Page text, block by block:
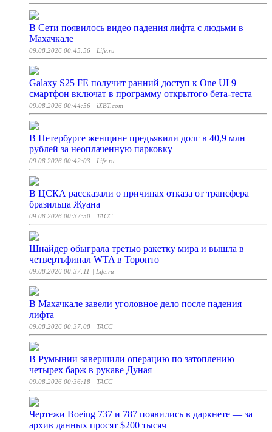
В Сети появилось видео падения лифта с людьми в
Махачкале
09.08.2026 00:45:56 | Life.ru
Galaxy S25 FE получит ранний доступ к One UI 9 —
смартфон включат в программу открытого бета-теста
09.08.2026 00:44:56 | iXBT.com
В Петербурге женщине предъявили долг в 40,9 млн
рублей за неоплаченную парковку
09.08.2026 00:42:03 | Life.ru
В ЦСКА рассказали о причинах отказа от трансфера
бразильца Жуана
09.08.2026 00:37:50 | ТАСС
Шнайдер обыграла третью ракетку мира и вышла в
четвертьфинал WTA в Торонто
09.08.2026 00:37:11 | Life.ru
В Махачкале завели уголовное дело после падения
лифта
09.08.2026 00:37:08 | ТАСС
В Румынии завершили операцию по затоплению
четырех барж в рукаве Дуная
09.08.2026 00:36:18 | ТАСС
Чертежи Boeing 737 и 787 появились в даркнете — за
архив данных просят $200 тысяч